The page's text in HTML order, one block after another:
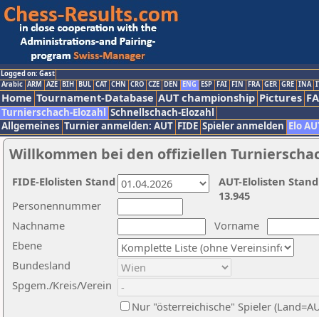
Logged on: Gast
Arabic ARM AZE BIH BUL CAT CHN CRO CZE DEN ENG ESP FAI FIN FRA GER GRE INA
Home Tournament-Database AUT championship Pictures
Turnierschach-Elozahl Schnellschach-Elozahl
Allgemeines Turnier anmelden: AUT FIDE Spieler anmelden Elo
Willkommen bei den offiziellen
Nachname
Vorname
Ebene
Personennummer
Bundesland
Spgem./Kreis/Verein
Nur "österreichische" Spieler
AUT-Elolisten
13.945
FIDE-Elolisten Stand